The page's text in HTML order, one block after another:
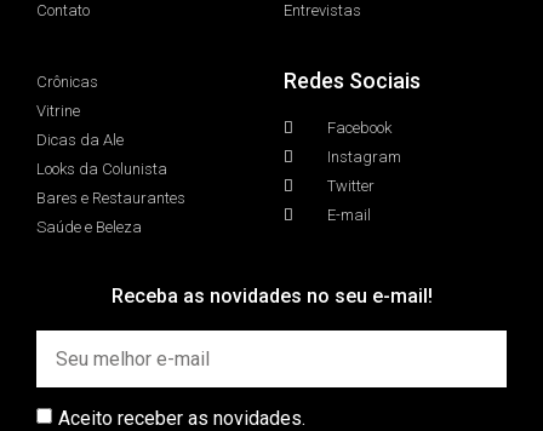
Contato
Entrevistas
Crônicas
Vitrine
Dicas da Ale
Looks da Colunista
Bares e Restaurantes
Saúde e Beleza
Redes Sociais
Facebook
Instagram
Twitter
E-mail
Receba as novidades no seu e-mail!
Aceito receber as novidades.